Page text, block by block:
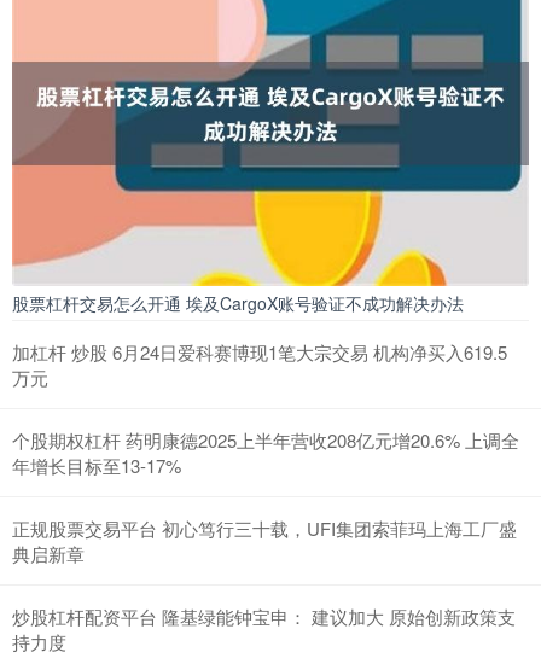
股票杠杆交易怎么开通 埃及CargoX账号验证不成功解决办法
加杠杆 炒股 6月24日爱科赛博现1笔大宗交易 机构净买入619.5
万元
个股期权杠杆 药明康德2025上半年营收208亿元增20.6% 上调全
年增长目标至13-17%
正规股票交易平台 初心笃行三十载，UFI集团索菲玛上海工厂盛
典启新章
炒股杠杆配资平台 隆基绿能钟宝申： 建议加大 原始创新政策支
持力度